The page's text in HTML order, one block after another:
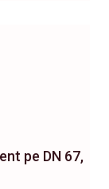
pe DN 67,